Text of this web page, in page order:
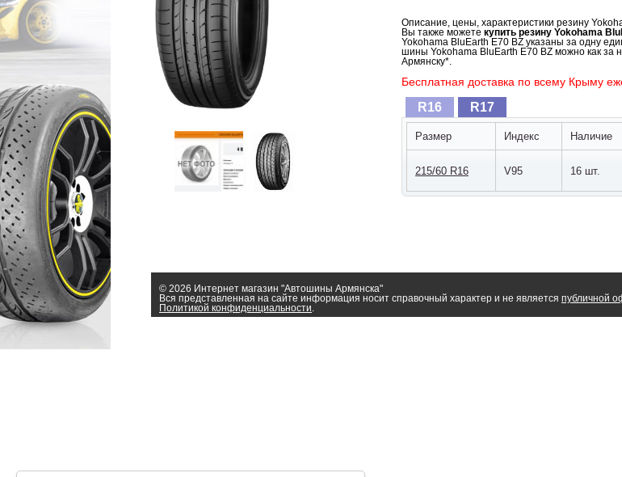
Описание, цены, характеристики резину
Вы также можете купить резину Yokohama
Yokohama BluEarth E70 BZ указаны за одну
шины Yokohama BluEarth E70 BZ можно как за
Армянску*.
Бесплатная доставка по всему Крыму
R16 R17
Размер Индекс Наличие
215/60 R16 V95 16 шт.
© 2026 Интернет магазин "Автошины Армянска"
Вся представленная на сайте информация носит справочный характер и не является публичной
Политикой конфиденциальности.